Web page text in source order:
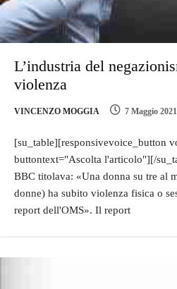
L’industria del
violenza
VINCENZO MOGGIA 7 Maggio 2021
[su_table][responsivevoice_button
buttontext="Ascolta l'articolo"][/
BBC titolava: «Una donna su tre al
donne) ha subito violenza fisica o
report dell'OMS». Il report